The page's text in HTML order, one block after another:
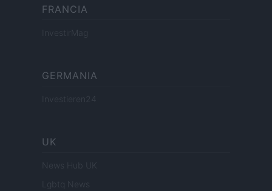
FRANCIA
InvestirMag
GERMANIA
Investieren24
UK
News Hub UK
Lgbtq News